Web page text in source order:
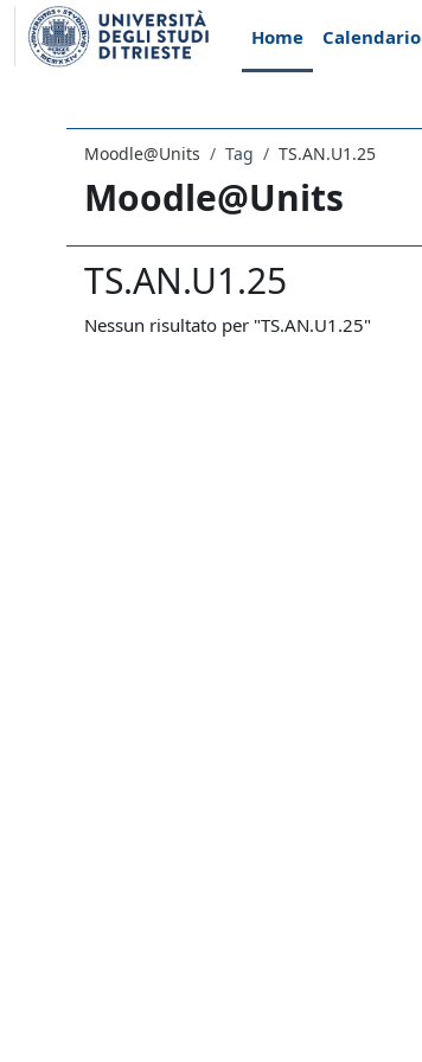
Vai al contenuto principale
Home
Calendario
Moodle@Units Tag TS.AN.U1.25
Moodle@Units
TS.AN.U1.25
Nessun risultato per "TS.AN.U1.25"